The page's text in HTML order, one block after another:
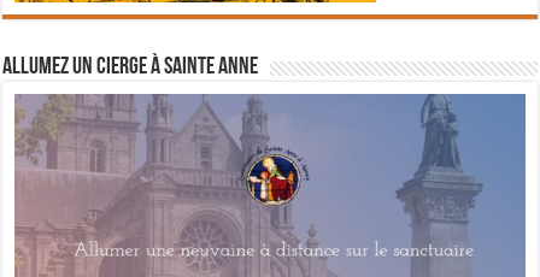
Allumez un cierge à Sainte Anne